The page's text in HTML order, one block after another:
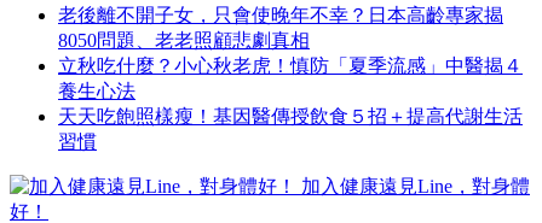
老後離不開子女，只會使晚年不幸？日本高齡專家揭
8050問題、老老照顧悲劇真相
立秋吃什麼？小心秋老虎！慎防「夏季流感」中醫揭４
養生心法
天天吃飽照樣瘦！基因醫傳授飲食５招＋提高代謝生活
習慣
加入健康遠見Line，對身體
好！